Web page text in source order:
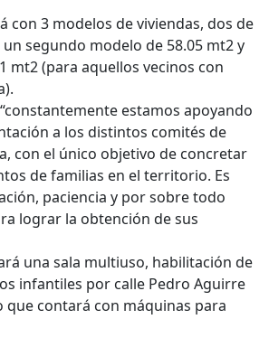
con 3 modelos de viviendas, dos de
un segundo modelo de 58.05 mt2 y
mt2 (para aquellos vecinos con
estamos apoyando
a los distintos comités de
con el único objetivo de concretar
de familias en el territorio. Es
paciencia y por sobre todo
lograr la obtención de sus
una sala multiuso, habilitación de
infantiles por calle Pedro Aguirre
que contará con máquinas para